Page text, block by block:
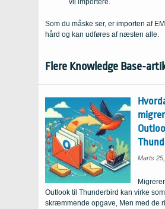
vil importere.
Som du måske ser, er importen af
hård og kan udføres af næsten alle.
Flere Knowledge Base-
Marts
Outlook til Thunderbird kan virke
skræmmende opgave, Men med de